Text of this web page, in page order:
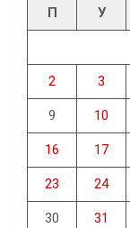
П У
2 3
9 10
16 17
23 24
30 31